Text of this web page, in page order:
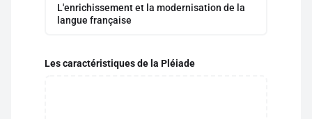
L'enrichissement et la modernisation de la
langue française
Les caractéristiques de la Pléiade